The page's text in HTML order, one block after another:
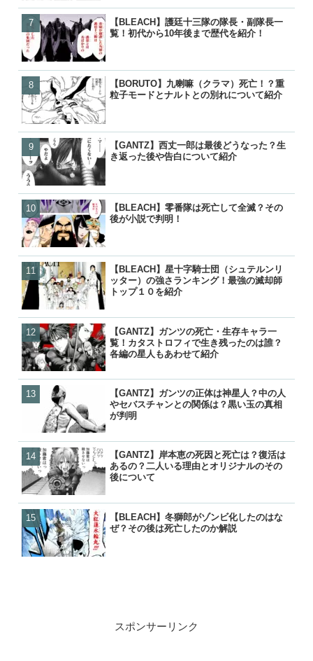
【BLEACH】護廷十三隊の隊長・副隊長一
覧！初代から10年後まで歴代を紹介！
【BORUTO】九喇嘛（クラマ）死亡！？重
粒子モードとナルトとの別れについて紹介
【GANTZ】西丈一郎は最後どうなった？生
き返った後や告白について紹介
【BLEACH】零番隊は死亡して全滅？その
後が小説で判明！
【BLEACH】星十字騎士団（シュテルンリ
ッター）の強さランキング！最強の滅却師
トップ１０を紹介
【GANTZ】ガンツの死亡・生存キャラ一
覧！カタストロフィで生き残ったのは誰？
各編の星人もあわせて紹介
【GANTZ】ガンツの正体は神星人？中の人
やセバスチャンとの関係は？黒い玉の真相
が判明
【GANTZ】岸本恵の死因と死亡は？復活は
あるの？二人いる理由とオリジナルのその
後について
【BLEACH】冬獅郎がゾンビ化したのはな
ぜ？その後は死亡したのか解説
【BORUTO】うずまきボル
を失って里抜け？大筒木化
【名探偵コナン】コナンの
る人物一覧！いつ知ったの
【GANTZ】最強キャララン
選！一番強いキャラは玄野
【GANTZ】最強の星人ラン
【GANTZ】ガンツの死亡・
覧！カタストロフィで生き
【GANTZ】ガンツの正体は
やセバスチャンとの関係は
が判明
【GANTZ】吸血鬼（ヴァン
は？最後はどうなったの？
【BLEACH】星十字騎士団
ッター）の強さランキング
【BLEACH】星十字騎士団
残り一覧と時系列順の紹介
【BORUTO】うずまきボル
を失って里抜け？大筒木化
【名探偵コナン】コナンの
る人物一覧！いつ知ったの
【GANTZ】最強の星人ラン
選！一番強い星人は誰？
【GANTZ】最強キャララン
【GANTZ】ガンツの死亡・
覧！カタストロフィで生き
【ぬらりひょんの孫】リク
ら）って結婚したの？キス
ナーの見解は？
【GANTZ】ガンツの正体は
やセバスチャンとの関係は
【炎炎ノ消防隊】森羅の母
（マリクサカベ）の正体は
【BLEACH】星十字騎士団
残り一覧と時系列順の紹介
【響け！ユーフォニアム】
付き合って別れた？復縁や
【BORUTO】うずまきボル
を失って里抜け？大筒木化
【BLEACH】護廷十三隊の
覧！初代から10年後まで歴
【BLEACH】零番隊は死亡
【ワンピース】ローが敗北
げの詳細と敗走について
【鬼滅の刃】炭治郎や生存
の後は？何をしてるの？
【NARUTO】尾獣の能力・
後・死亡を一覧で紹介！
【GANTZ】ガンツの死亡・
覧！カタストロフィで生き
【GANTZ】レイカの最後と
クローンとはどうなったの
スポンサーリンク